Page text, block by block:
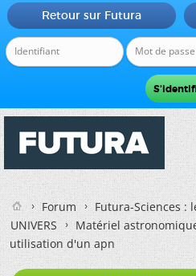
Retour sur Futura
Forum
Futura-Sciences :
UNIVERS
Matériel
utilisation d'un apn